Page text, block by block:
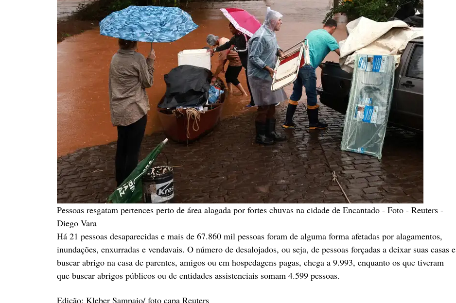
Pessoas resgatam pertences perto de área alagada por fortes chuvas na cidade de Encantado - Foto - Reuters -
Diego Vara
Há 21 pessoas desaparecidas e mais de 67.860 mil pessoas foram de alguma forma afetadas por alagamentos,
inundações, enxurradas e vendavais. O número de desalojados, ou seja, de pessoas forçadas a deixar suas casas e
buscar abrigo na casa de parentes, amigos ou em hospedagens pagas, chega a 9.993, enquanto os que tiveram
que buscar abrigos públicos ou de entidades assistenciais somam 4.599 pessoas.
Edição: Kleber Sampaio/ foto capa Reuters